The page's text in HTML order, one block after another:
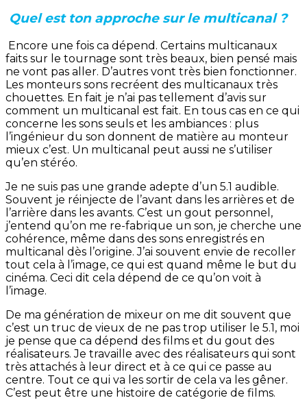
Quel est ton approche sur le multicanal ?
Encore une fois ca dépend. Certains multicanaux
faits sur le tournage sont très beaux, bien pensé mais
ne vont pas aller. D’autres vont très bien fonctionner.
Les monteurs sons recréent des multicanaux très
chouettes. En fait je n’ai pas tellement d’avis sur
comment un multicanal est fait. En tous cas en ce qui
concerne les sons seuls et les ambiances : plus
l’ingénieur du son donnent de matière au monteur
mieux c’est. Un multicanal peut aussi ne s’utiliser
qu’en stéréo.
Je ne suis pas une grande adepte d’un 5.1 audible.
Souvent je réinjecte de l’avant dans les arrières et de
l’arrière dans les avants. C’est un gout personnel,
j’entend qu’on me re-fabrique un son, je cherche une
cohérence, même dans des sons enregistrés en
multicanal dès l’origine. J’ai souvent envie de recoller
tout cela à l’image, ce qui est quand même le but du
cinéma. Ceci dit cela dépend de ce qu’on voit à
l’image.
De ma génération de mixeur on me dit souvent que
c’est un truc de vieux de ne pas trop utiliser le 5.1, moi
je pense que ca dépend des films et du gout des
réalisateurs. Je travaille avec des réalisateurs qui sont
très attachés à leur direct et à ce qui ce passe au
centre. Tout ce qui va les sortir de cela va les gêner.
C’est peut être une histoire de catégorie de films.